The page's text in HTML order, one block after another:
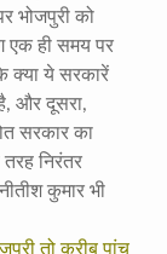
भोजपुरी को
एक ही समय पर
क्या ये सरकारें
और दूसरा,
सरकार का
निरंतर
कुमार भी
तो करीब पांच